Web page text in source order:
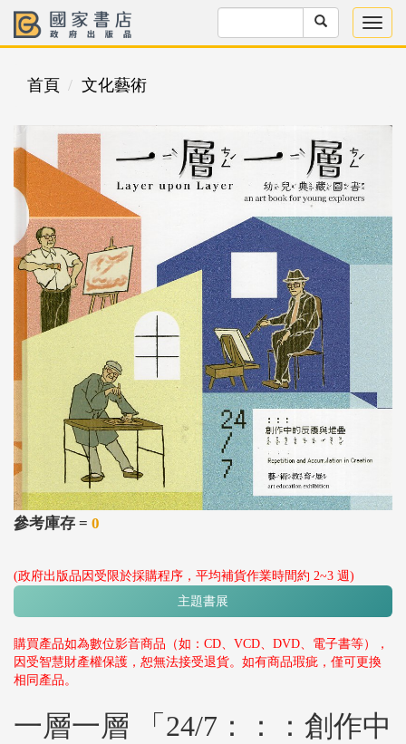
首頁 文化藝術
參考庫存 = 0
(政府出版品因受限於採購程序，平均補貨作業時間約 2~3 週)
主題書展
購買產品如為數位影音商品（如：CD、VCD、DVD、電子書等），
因受智慧財產權保護，恕無法接受退貨。如有商品瑕疵，僅可更換
相同產品。
一層一層 「24/7：：：創作中